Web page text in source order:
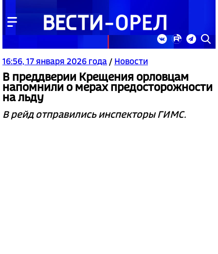
16:56, 17 января 2026 года / Новости
В преддверии Крещения орловцам
напомнили о мерах предосторожности
на льду
В рейд отправились инспекторы ГИМС.